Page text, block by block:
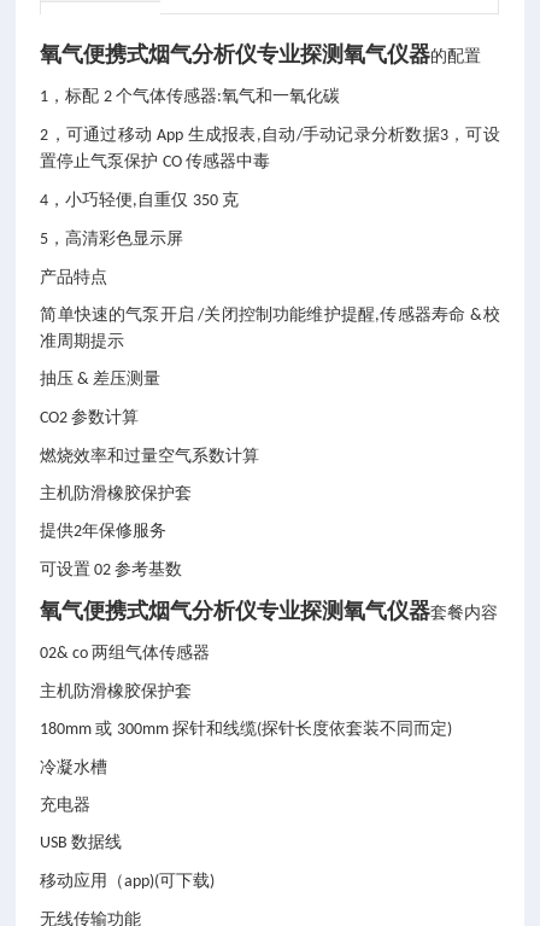
氧气便携式烟气分析仪专业探测氧气仪器的配置
1 ，标配2个气体传感器:氧气和一氧化碳
2 ，可通过移动App 生成报表 , 自动/手动记录分析数据3，可设
置停止气泵保护CO传感器中毒
4 ，小巧轻便, 自重仅 350 克
5 ，高清彩色显示屏
产品特点
简单快速的气泵开启 /关闭控制功能维护提醒,传感器寿命&校
准周期提示
抽压 &差压测量
CO2参数计算
燃烧效率和过量空气系数计算
主机防滑橡胶保护套
提供2年保修服务
可设置 02参考基数
氧气便携式烟气分析仪专业探测氧气仪器套餐内容
02& co 两组气体传感器
主机防滑橡胶保护套
180mm或 300mm探针和线缆(探针长度依套装不同而定)
冷凝水槽
充电器
USB数据线
移动应用（app)(可下载)
无线传输功能